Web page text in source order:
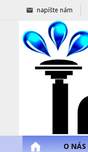
napíšte nám
O NÁS